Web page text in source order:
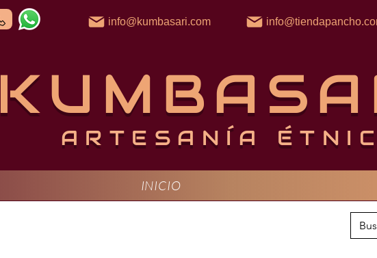
info@kumbasari.com
INICIO
ARTESANÍA